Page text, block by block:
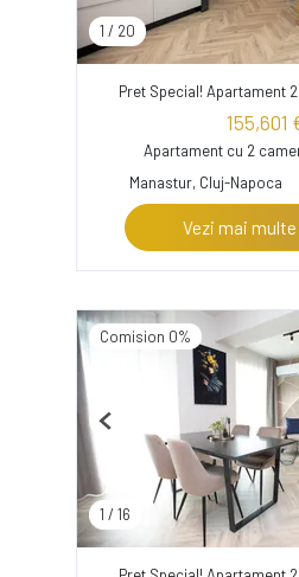
1 / 20
Pret Special! Apartament
155,601
Apartament cu 2
Manastur, Cluj-Napoca
Vezi mai
Comision 0%
1 / 16
Previous